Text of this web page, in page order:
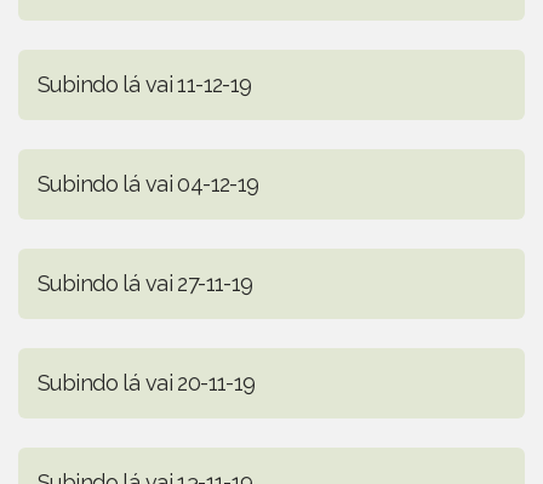
Subindo lá vai 11-12-19
Subindo lá vai 04-12-19
Subindo lá vai 27-11-19
Subindo lá vai 20-11-19